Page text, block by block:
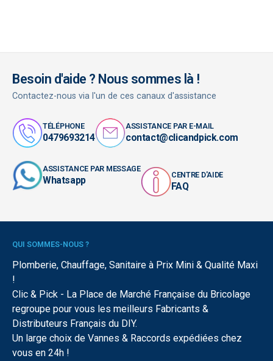
Besoin d'aide ? Nous sommes là !
Contactez-nous via l'un de ces canaux d'assistance
TÉLÉPHONE
0479693214
ASSISTANCE PAR E-MAIL
contact@clicandpick.com
ASSISTANCE PAR MESSAGE
Whatsapp CENTRE D'AIDE
FAQ
QUI SOMMES-NOUS ?
Plomberie, Chauffage, Sanitaire à Prix Mini & Qualité Maxi
!
Clic & Pick - La Place de Marché Française du Bricolage
regroupe pour vous les meilleurs Fabricants &
Distributeurs Français du DIY.
Un large choix de Vannes & Raccords expédiées chez
vous en 24h !